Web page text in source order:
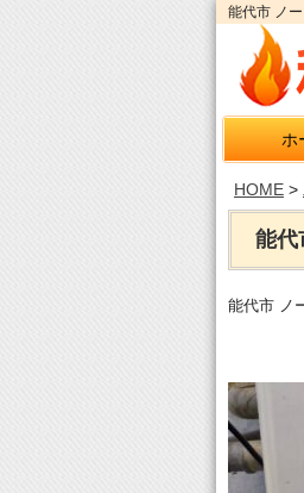
能代市 ノ
ホ
HOME >
能代
能代市 ノ